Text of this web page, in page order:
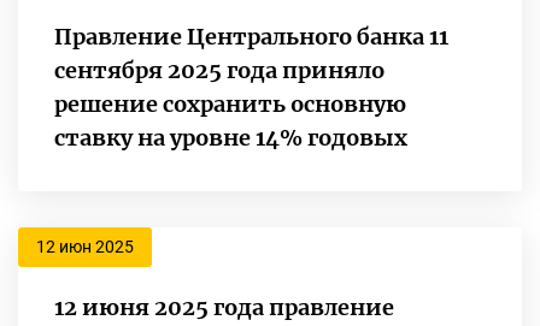
Правление Центрального банка 11
сентября 2025 года приняло
решение сохранить основную
ставку на уровне 14% годовых
12 июн 2025
12 июня 2025 года правление